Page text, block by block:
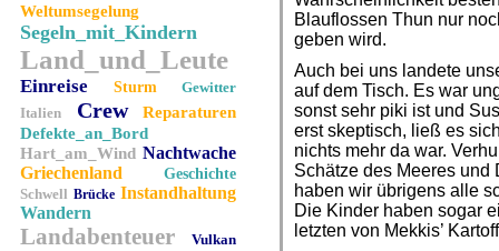
Weltumsegelung
Segeln_mit_Kindern
Land_und_Leute
Einreise Sturm
Gewitter
Italien
Crew
Reparaturen
Defekte_an_Bord
Hart_am_Wind Nachtwache
Griechenland
Geschichte
Schwell Brücke Instandhaltung
Wandern
Landabenteuer
Vulkan
Blauflossen Thun nur
geben wird.
Auch bei uns landete
auf dem Tisch. Es war
sonst sehr piki ist und
erst skeptisch, ließ es
nichts mehr da war.
Schätze des Meeres und
haben wir übrigens alle
Die Kinder haben sogar
letzten von Mekkis’